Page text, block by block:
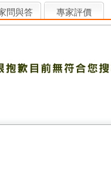
問與答 專家評價